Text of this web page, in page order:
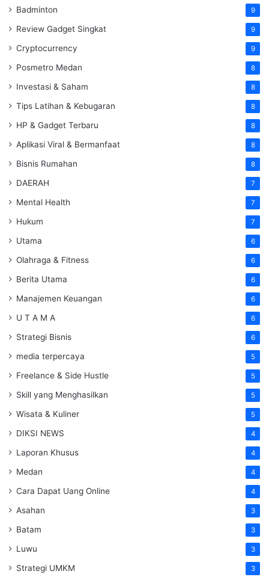
Badminton 9
Review Gadget Singkat 9
Cryptocurrency 9
Posmetro Medan 8
Investasi & Saham 8
Tips Latihan & Kebugaran 8
HP & Gadget Terbaru 8
Aplikasi Viral & Bermanfaat 8
Bisnis Rumahan 8
DAERAH 7
Mental Health 7
Hukum 7
Utama 6
Olahraga & Fitness 6
Berita Utama 6
Manajemen Keuangan 6
U T A M A 6
Strategi Bisnis 6
media terpercaya 5
Freelance & Side Hustle 5
Skill yang Menghasilkan 5
Wisata & Kuliner 5
DIKSI NEWS 4
Laporan Khusus 4
Medan 4
Cara Dapat Uang Online 4
Asahan 3
Batam 3
Luwu 3
Strategi UMKM 3